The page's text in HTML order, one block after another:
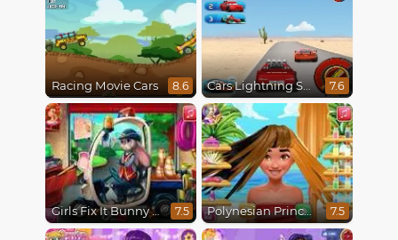
Racing Movie Cars 8.6 Cars Lightning Speed 7.6
Girls Fix It Bunny Car 7.5 Polynesian Princess Real Haircuts 7.5